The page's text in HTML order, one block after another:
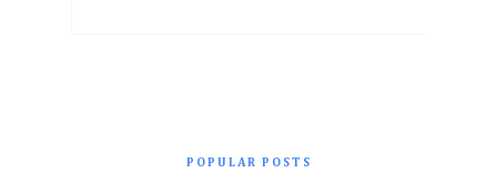
POPULAR POSTS